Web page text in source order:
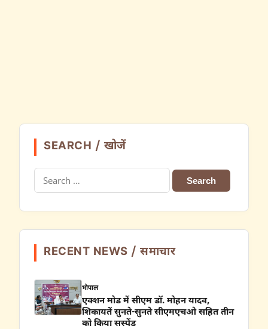
SEARCH / खोजें
Search
for:
RECENT NEWS / समाचार
भोपाल
एक्शन मोड में सीएम डॉ. मोहन यादव,
शिकायतें सुनते-सुनते सीएमएचओ सहित तीन
को किया सस्पेंड